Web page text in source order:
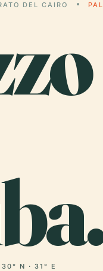
DEL CAIRO
30° N · 31° E